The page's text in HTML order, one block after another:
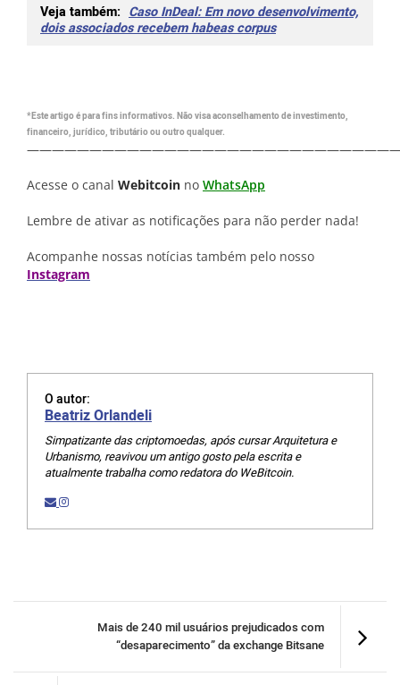
Veja também: Caso InDeal: Em novo desenvolvimento,
dois associados recebem habeas corpus
*Este artigo é para fins informativos. Não visa aconselhamento de investimento,
financeiro, jurídico, tributário ou outro qualquer.
Acesse o canal Webitcoin no WhatsApp
Lembre de ativar as notificações para não perder nada!
Acompanhe nossas notícias também pelo nosso
Instagram
O autor:
Beatriz Orlandeli
Simpatizante das criptomoedas, após cursar Arquitetura e
Urbanismo, reavivou um antigo gosto pela escrita e
atualmente trabalha como redatora do WeBitcoin.
Mais de 240 mil usuários prejudicados com
“desaparecimento” da exchange Bitsane